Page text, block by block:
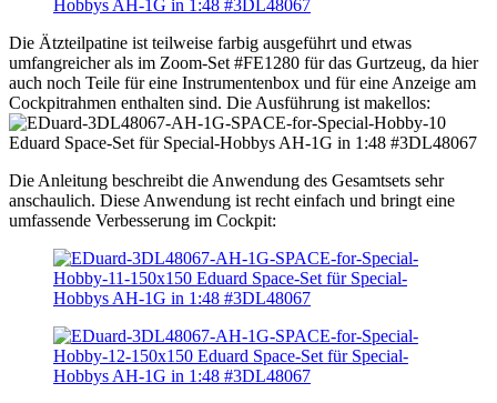
Die Ätzteilpatine ist teilweise farbig ausgeführt und etwas
umfangreicher als im Zoom-Set #FE1280 für das Gurtzeug, da hier
auch noch Teile für eine Instrumentenbox und für eine Anzeige am
Cockpitrahmen enthalten sind. Die Ausführung ist makellos:
Die Anleitung beschreibt die Anwendung des Gesamtsets sehr
anschaulich. Diese Anwendung ist recht einfach und bringt eine
umfassende Verbesserung im Cockpit: